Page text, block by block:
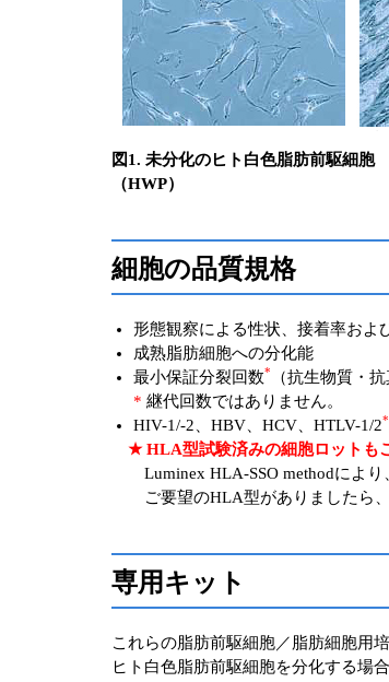
図1. 未分化のヒト白色脂肪前駆細胞
（HWP）
細胞の品質規格
形態観察による性状、接着率およ
成熟脂肪細胞への分化能
最小保証分裂回数*
（抗生物質・
* 継代回数ではありません。
HIV-1/-2、HBV、HCV、HTLV-1/2*
★ HLA型試験済みの細胞ロットも
Luminex HLA-SSO methodによ
ご要望のHLA型がありましたら、
専用キット
これらの脂肪前駆細胞／脂肪細胞用
ヒト白色脂肪前駆細胞を分化する場